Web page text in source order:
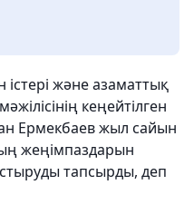
істері және азаматтық
кеңейтілген
Ермекбаев жыл сайын
жеңімпаздарын
тапсырды, деп